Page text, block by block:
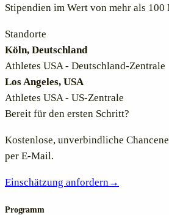
Stipendien im Wert von mehr als
Standorte
Köln, Deutschland
Athletes USA - Deutschland-Zentrale
Los Angeles, USA
Athletes USA - US-Zentrale
Bereit für den ersten Schritt?
Kostenlose, unverbindliche
per E-Mail.
Einschätzung anfordern→
Programm